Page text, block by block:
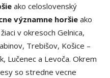
ako celoslovenský
významne horšie ako
v okresoch Gelnica,
Trebišov, Košice –
Lučenec a Levoča. Okrem
so stredne vecne